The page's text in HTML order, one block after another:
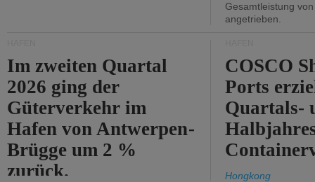
Gesamtleistung
angetrieben.
Im zweiten Quartal
2026 ging der
Güterverkehr im
Hafen von Antwerpen-
Brügge um 2 %
zurück.
COSCO
Ports
Quartals-
Hongkong